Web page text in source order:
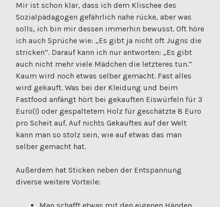
Mir ist schon klar, dass ich dem Klischee des
Sozialpädagogen gefährlich nahe rücke, aber was
solls, ich bin mir dessen immerhin bewusst. Oft höre
ich auch Sprüche wie: „Es gibt ja nicht oft Jugns die
stricken“. Darauf kann ich nur antworten: „Es gibt
auch nicht mehr viele Mädchen die letzteres tun.“
Kaum wird noch etwas selber gemacht. Fast alles
wird gekauft. Was bei der Kleidung und beim
Fastfood anfängt hört bei gekauften Eiswürfeln für 3
Euro(!) oder gespaltetem Holz für geschätzte 8 Euro
pro Scheit auf. Auf nichts Gekauftes auf der Welt
kann man so stolz sein, wie auf etwas das man
selber gemacht hat.
Außerdem hat Sticken neben der Entspannung
diverse weitere Vorteile: